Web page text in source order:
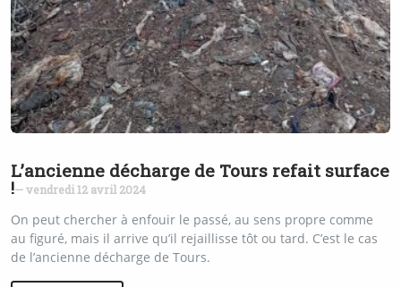
L’ancienne décharge de Tours refait surface
!— vendredi 12 avril 2024
On peut chercher à enfouir le passé, au sens propre comme
au figuré, mais il arrive qu’il rejaillisse tôt ou tard. C’est le cas
de l’ancienne décharge de Tours.